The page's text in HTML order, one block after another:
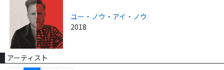
ユー・ノウ・アイ・ノウ
2018
アーティスト